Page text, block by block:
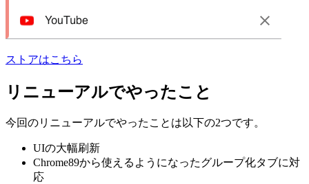
ストアはこちら
リニューアルでやったこと
今回のリニューアルでやったことは以下の2つです。
UIの大幅刷新
Chrome89から使えるようになったグループ化タブに対
応